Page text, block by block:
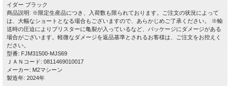
イダー ブラック
商品説明: ※限定生産品につき、入荷数も限られております。ご注文の状況によって
は、大幅なショートとなる場合もございますので、あらかじめご了承ください。 ※輸
送時の圧迫によりブリスターに亀裂が入っているなど、パッケージにダメージがある
場合がございます。軽微なダメージを返品基準とされるお客様は、ご注文をお控えく
ださい。
型番: FJM31500-MJS69
ＪＡＮコード: 0811469010017
メーカー: M2マシーン
製造年: 2024年